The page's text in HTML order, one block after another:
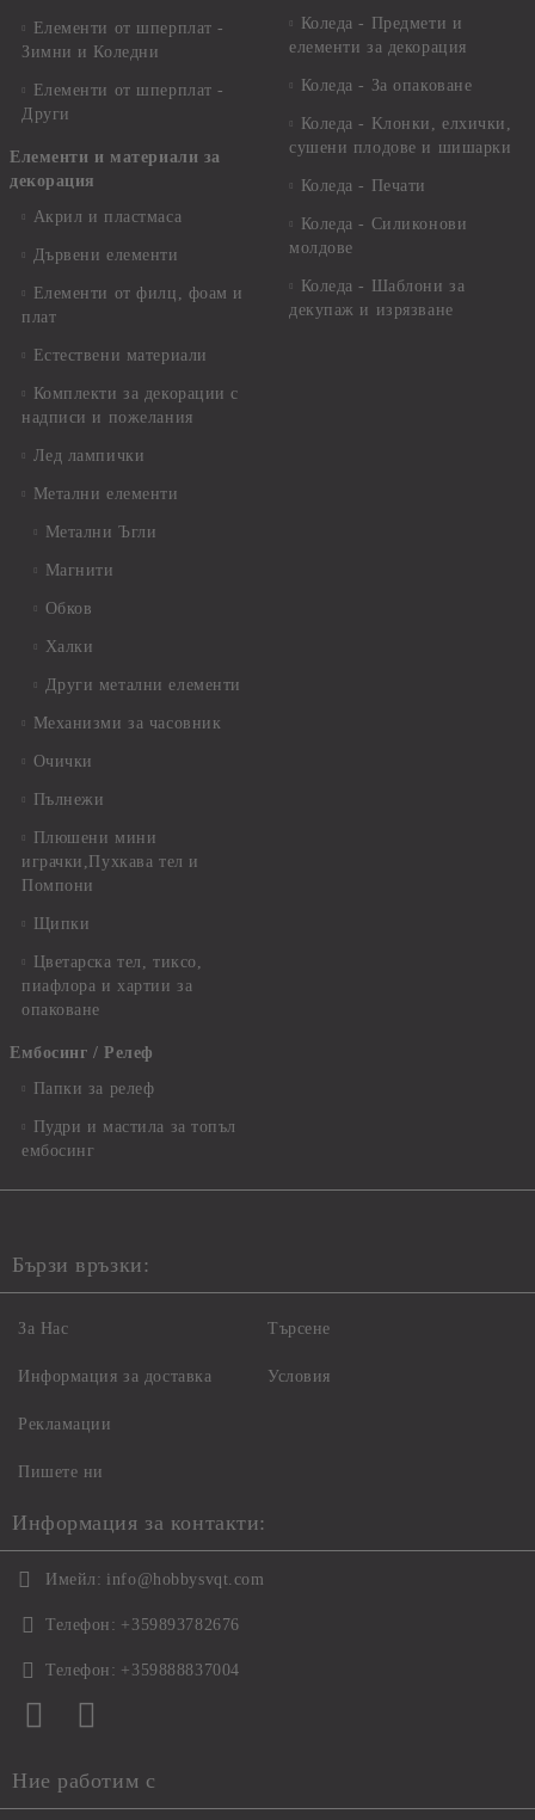
Елементи от шперплат -
Зимни и Коледни
Елементи от шперплат -
Други
Елементи и материали за
декорация
Акрил и пластмаса
Дървени елементи
Елементи от филц, фоам и
плат
Естествени материали
Комплекти за декорации с
надписи и пожелания
Лед лампички
Метални елементи
Метални Ъгли
Магнити
Обков
Халки
Други метални елементи
Механизми за часовник
Очички
Пълнежи
Плюшени мини
играчки,Пухкава тел и
Помпони
Щипки
Цветарска тел, тиксо,
пиафлора и хартии за
опаковане
Ембосинг / Релеф
Папки за релеф
Пудри и мастила за топъл
ембосинг
Коледа - Предмети и
елементи за декорация
Коледа - За опаковане
Коледа - Kлонки, елхички,
сушени плодове и шишарки
Коледа - Печати
Коледа - Силиконови
молдове
Коледа - Шаблони за
декупаж и изрязване
Бързи връзки:
За Нас
Информация за доставка
Рекламации
Пишете ни
Търсене
Условия
Информация за контакти:
Имейл: info@hobbysvqt.com
Телефон: +359893782676
Телефон: +359888837004
Ние работим с